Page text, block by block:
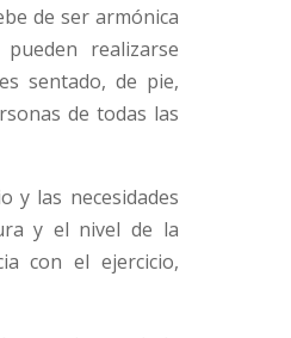
de ser armónica
realizarse
sentado, de pie,
de todas las
y las necesidades
y el nivel de la
con el ejercicio,